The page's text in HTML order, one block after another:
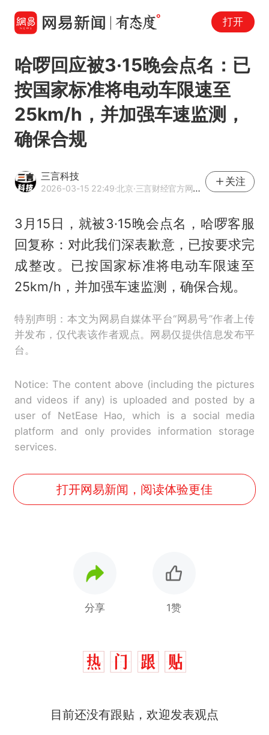
打开
哈啰回应被3·15晚会点名：已
按国家标准将电动车限速至
25km/h，并加强车速监测，
确保合规
三言科技
2026-03-15 22:49·北京·三言财经官方网易号
关注
3月15日，就被3·15晚会点名，哈啰客服
回复称：对此我们深表歉意，已按要求完
成整改。已按国家标准将电动车限速至
25km/h，并加强车速监测，确保合规。
特别声明：本文为网易自媒体平台“网易号”作者上传
并发布，仅代表该作者观点。网易仅提供信息发布平
台。
Notice: The content above (including the pictures
and videos if any) is uploaded and posted by a
user of NetEase Hao, which is a social media
platform and only provides information storage
services.
打开网易新闻，阅读体验更佳
分享 1赞
目前还没有跟贴，欢迎发表观点
因老师一句“跟我回家”改写了
人生
新
制裁瓜子饺子，美国怕什
号，仅凭视频评出？中国烹饪